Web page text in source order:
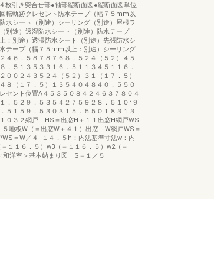
枚引き突合せ部●袖部縦断面図●縦断面図単位
転軌跡クレセント防水テープ（幅７５mm以
水シート（別途）シーリング（別途）屋根ラ
別途）透湿防水シート（別途）防水テープ
：別途）透湿防水シート（別途）先張防水シ
テープ（幅７５mm以上：別途）シーリング
４６．５８７８７６８．５２４（５２）４５
．５１３５３３１６．５１１３４５１１６．
００２４３５２４（５２）３１（１７．５）
８（１７．５）１３５４０４８４０．５５０
セント位置A４５３５０８４２４６３７８０４
．５２９．５３５４２７５９２８．５１０°９
５１５９．５３０３１５．５５０１８３１３
０３２網戸 HS＝出窓H＋１１出窓H網戸WS
５地板W（＝出窓W＋４１）出窓 W網戸WS＝
WS＝W／４−１４．５h：内法基準寸法w：内
１１６．５）w3（＝１１６．５）w2（＝
和洋室＞基本納まり図 S＝１／５